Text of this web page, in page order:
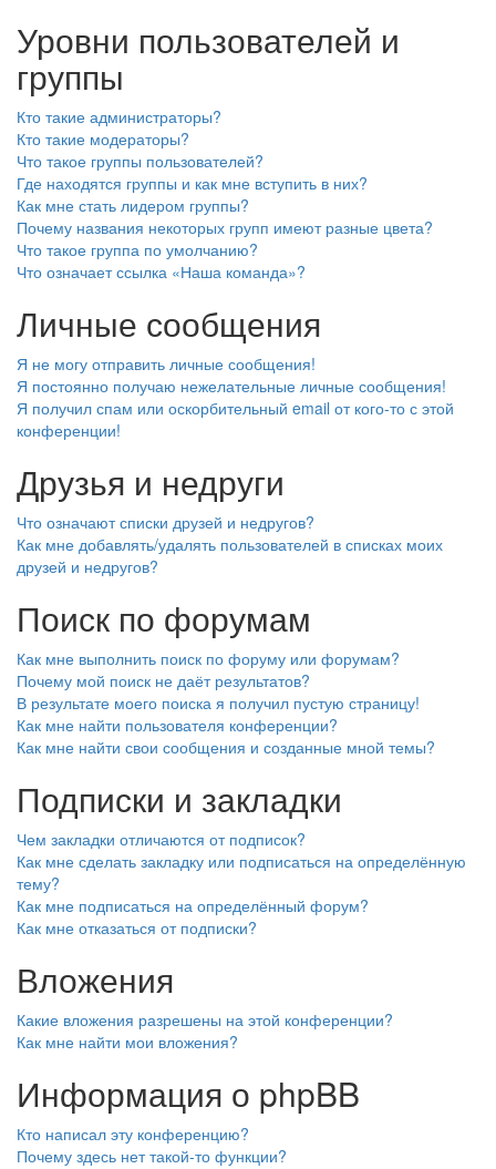
Уровни пользователей и
группы
Кто такие администраторы?
Кто такие модераторы?
Что такое группы пользователей?
Где находятся группы и как мне вступить в них?
Как мне стать лидером группы?
Почему названия некоторых групп имеют разные цвета?
Что такое группа по умолчанию?
Что означает ссылка «Наша команда»?
Личные сообщения
Я не могу отправить личные сообщения!
Я постоянно получаю нежелательные личные сообщения!
Я получил спам или оскорбительный email от кого-то с этой
конференции!
Друзья и недруги
Что означают списки друзей и недругов?
Как мне добавлять/удалять пользователей в списках моих
друзей и недругов?
Поиск по форумам
Как мне выполнить поиск по форуму или форумам?
Почему мой поиск не даёт результатов?
В результате моего поиска я получил пустую страницу!
Как мне найти пользователя конференции?
Как мне найти свои сообщения и созданные мной темы?
Подписки и закладки
Чем закладки отличаются от подписок?
Как мне сделать закладку или подписаться на определённую
тему?
Как мне подписаться на определённый форум?
Как мне отказаться от подписки?
Вложения
Какие вложения разрешены на этой конференции?
Как мне найти мои вложения?
Информация о phpBB
Кто написал эту конференцию?
Почему здесь нет такой-то функции?